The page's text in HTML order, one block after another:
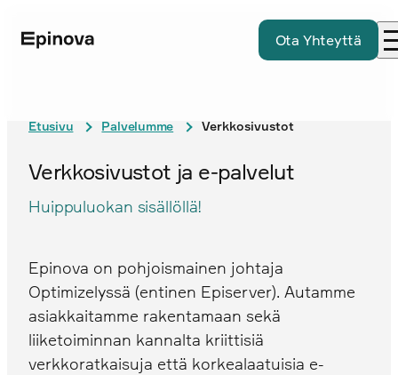
Ota Yhteyttä
Etusivu Palvelumme Verkkosivustot
Verkkosivustot ja e-palvelut
Huippuluokan sisällöllä!
Epinova on pohjoismainen johtaja
Optimizelyssä (entinen Episerver). Autamme
asiakkaitamme rakentamaan sekä
liiketoiminnan kannalta kriittisiä
verkkoratkaisuja että korkealaatuisia e-